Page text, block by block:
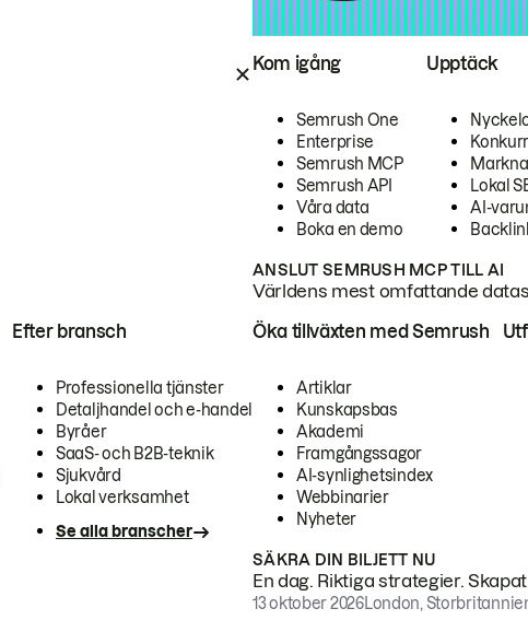
Kom igång
Semrush One
Enterprise
Semrush MCP
Semrush API
Våra data
Boka en demo
Upptäck
Lokal
AI-
ANSLUT SEMRUSH MCP TILL AI
Världens mest omfattande
Efter bransch
Professionella tjänster
Detaljhandel och e-handel
Byråer
SaaS- och B2B-teknik
Sjukvård
Lokal verksamhet
Se alla branscher
Öka tillväxten med Semrush
Artiklar
Kunskapsbas
Akademi
Framgångssagor
AI-synlighetsindex
Webbinarier
Nyheter
SÄKRA DIN BILJETT NU
En dag. Riktiga strategier.
13 oktober 2026London,